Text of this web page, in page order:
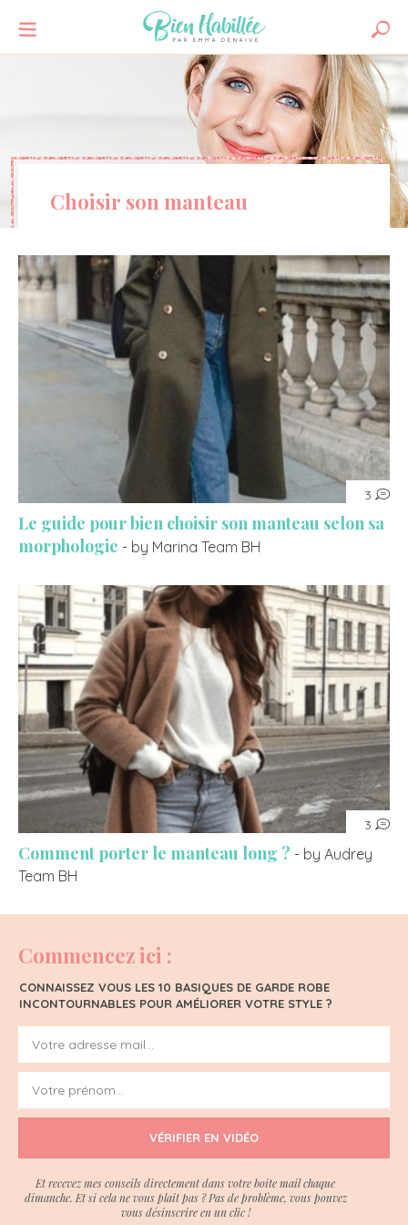
Choisir son manteau
3
Le guide pour bien choisir son manteau selon sa
morphologie - by Marina Team BH
3
Comment porter le manteau long ? - by Audrey
Team BH
Commencez ici :
CONNAISSEZ VOUS LES 10 BASIQUES DE GARDE ROBE
INCONTOURNABLES POUR AMÉLIORER VOTRE STYLE ?
VÉRIFIER EN VIDÉO
Et recevez mes conseils directement dans votre boite mail chaque
dimanche. Et si cela ne vous plait pas ? Pas de problème, vous pouvez
vous désinscrire en un clic !